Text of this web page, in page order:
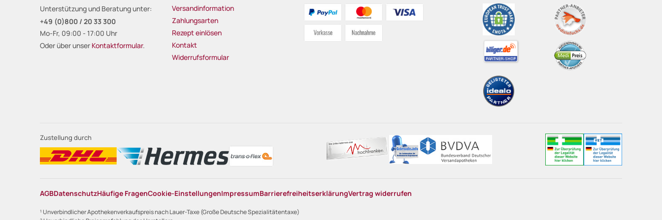
Unterstützung und Beratung unter:
+49 (0)800 / 20 33 300
Mo-Fr, 09:00 - 17:00 Uhr
Oder über unser Kontaktformular.
Versandinformation
Zahlungsarten
Rezept einlösen
Kontakt
Widerrufsformular
Zustellung durch
AGBDatenschutzHäufige FragenCookie-EinstellungenImpressumBarrierefreiheitserklärungVertrag widerrufen
¹ Unverbindlicher Apothekenverkaufspreis nach Lauer-Taxe (Große Deutsche Spezialitätentaxe)